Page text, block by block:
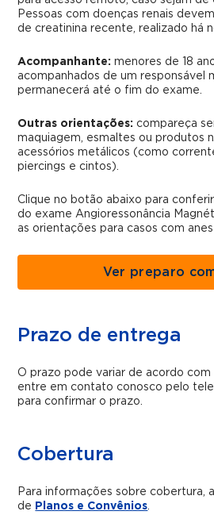
Pessoas com doenças renais
de creatinina recente, realizado há
Acompanhante: menores de 18
acompanhados de um responsável
permanecerá até o fim do exame.
Outras orientações: compareça
maquiagem, esmaltes ou produtos
acessórios metálicos (como
piercings e cintos).
Clique no botão abaixo para
do exame Angioressonância
as orientações para casos com
Ver preparo
Prazo de entrega
O prazo pode variar de acordo com
entre em contato conosco pelo
para confirmar o prazo.
Cobertura
Para informações sobre cobertura,
de Planos e Convênios.